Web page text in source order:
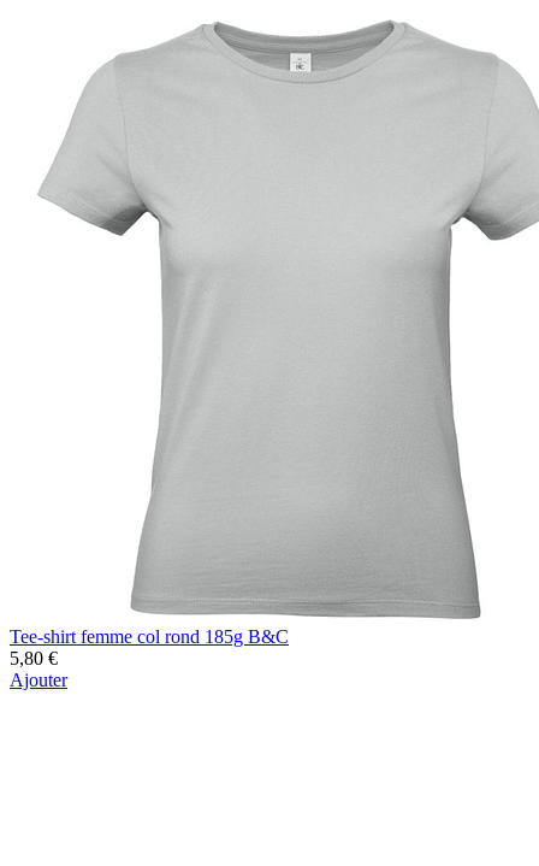
Tee-shirt femme col rond 185g B&C
5,80 €
Ajouter